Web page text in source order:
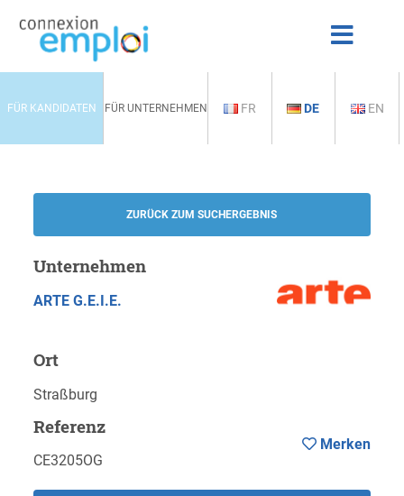
FÜR KANDIDATEN FÜR UNTERNEHMEN FR DE EN
ZURÜCK ZUM SUCHERGEBNIS
Unternehmen
ARTE G.E.I.E.
Ort
Straßburg
Referenz
CE3205OG
Merken